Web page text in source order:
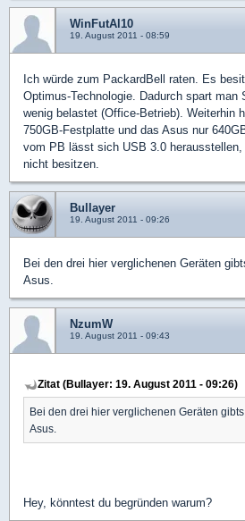
WinFutAl10
19. August 2011 - 08:59
Ich würde zum PackardBell raten. Es
Optimus-Technologie. Dadurch spart man
wenig belastet (Office-Betrieb). Weiterhin
750GB-Festplatte und das Asus nur
vom PB lässt sich USB 3.0 herausstellen,
nicht besitzen.
Bullayer
19. August 2011 - 09:26
Bei den drei hier verglichenen Geräten
Asus.
NzumW
19. August 2011 - 09:43
Zitat (Bullayer: 19. August 2011 - 09:26)
Bei den drei hier verglichenen Geräten
Asus.
Hey, könntest du begründen warum?